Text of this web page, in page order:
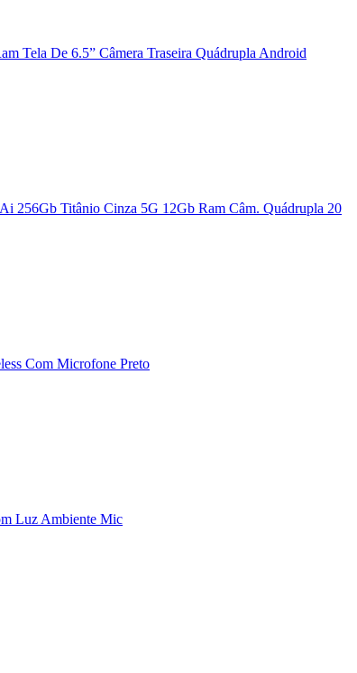
Tela De 6.5” Câmera Traseira Quádrupla Android
256Gb Titânio Cinza 5G 12Gb Ram Câm. Quádrupla 20
Com Microfone Preto
Luz Ambiente Mic